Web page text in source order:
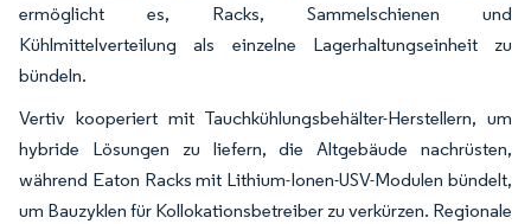
ermöglicht es, Racks, Sammelschienen und
Kühlmittelverteilung als einzelne Lagerhaltungseinheit zu
bündeln.
Vertiv kooperiert mit Tauchkühlungsbehälter-Herstellern, um
hybride Lösungen zu liefern, die Altgebäude nachrüsten,
während Eaton Racks mit Lithium-Ionen-USV-Modulen bündelt,
um Bauzyklen für Kollokationsbetreiber zu verkürzen. Regionale